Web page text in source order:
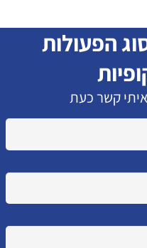
הפעולות
איתי קשר כעת